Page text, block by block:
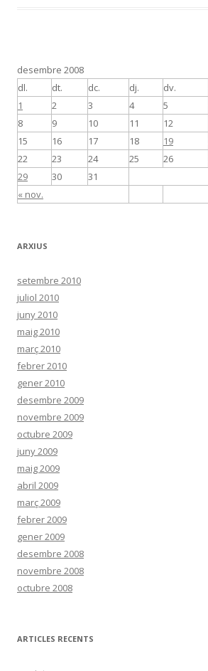
desembre 2008
dl.
dt. dc. dj. dv.
« nov.
1 2 3 4 5
8
9 10 11 12
15
16 17 18 19
22
23 24 25 26
29
30 31
ARXIUS
setembre 2010
juliol 2010
juny 2010
maig 2010
març 2010
febrer 2010
gener 2010
desembre 2009
novembre 2009
octubre 2009
juny 2009
maig 2009
abril 2009
març 2009
febrer 2009
gener 2009
desembre 2008
novembre 2008
octubre 2008
ARTICLES RECENTS